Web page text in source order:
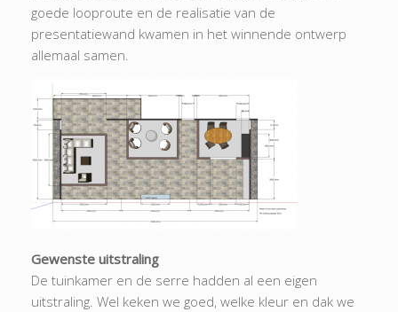
goede looproute en de realisatie van de
presentatiewand kwamen in het winnende ontwerp
allemaal samen.
Gewenste uitstraling
De tuinkamer en de serre hadden al een eigen
uitstraling. Wel keken we goed, welke kleur en dak we